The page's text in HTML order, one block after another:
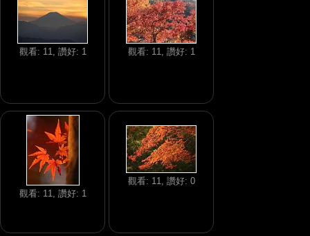
觀看: 11, 讚好: 1 觀看: 11, 讚好: 1
觀看: 11, 讚好: 1
觀看: 11, 讚好: 0